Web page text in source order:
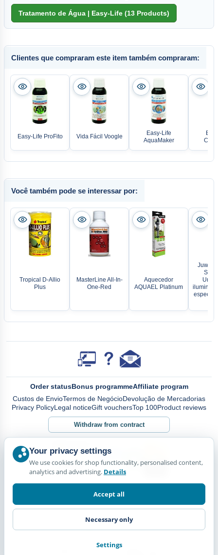
Clientes que compraram este item também compraram:
Easy-Life ProFito Vida Fácil Voogle
Easy-Life
AquaMaker
Você também pode se interessar por:
Tropical D-Allio
Plus
MasterLine All-In-
One-Red
Aquecedor
AQUAEL Platinum
Juwel
espectro
Order statusBonus programmeAffiliate program
Custos de EnvioTermos de NegócioDevolução de Mercadorias
Privacy PolicyLegal noticeGift vouchersTop 100Product reviews
Withdraw from contract
© Happy Diskus - e.Kfr. 2026. All rights reserved.
Your privacy settings
We use cookies for shop functionality, personalised content,
analytics and advertising. Details
Accept all
Necessary only
Settings